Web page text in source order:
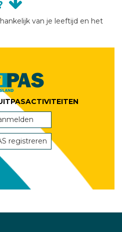
van je leeftijd en het
registreren